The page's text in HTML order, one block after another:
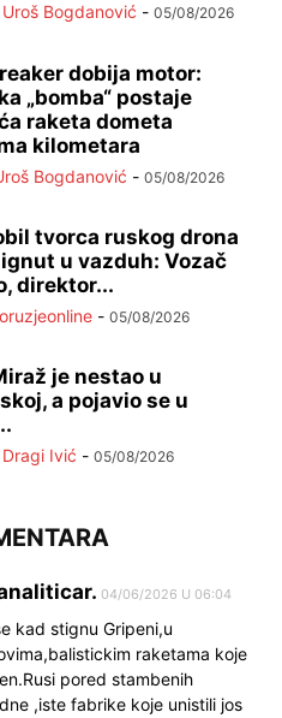
Uroš Bogdanović - 05/08/2026
dobija motor:
„bomba“ postaje
raketa dometa
kilometara
Bogdanović - 05/08/2026
tvorca ruskog drona
u vazduh: Vozač
direktor...
oruzjeonline - 05/08/2026
je nestao u
a pojavio se u
Dragi Ivić - 05/08/2026
04/06/2026 U 06:04
kad stignu Gripeni,u
raketama koje
pored stambenih
,iste fabrike koje unistili jos